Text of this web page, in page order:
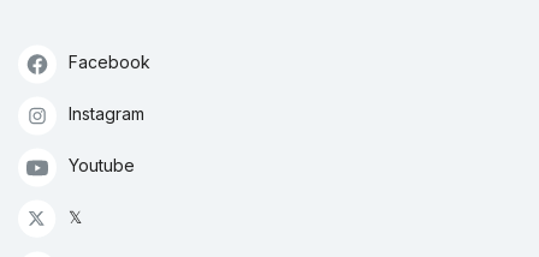
Facebook
Instagram
Youtube
𝕏